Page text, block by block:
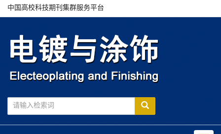
中国高校科技期刊集群服务平台